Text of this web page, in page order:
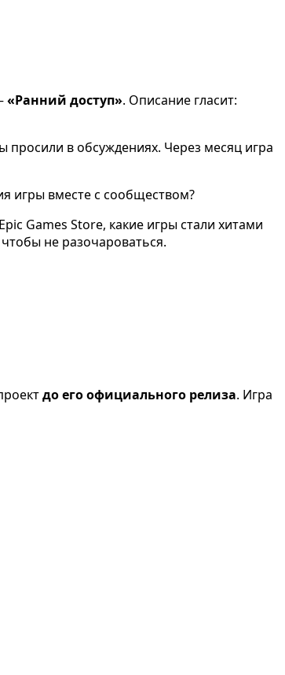
«Ранний доступ». Описание гласит:
в обсуждениях. Через месяц игра
игры вместе с сообществом?
Games Store, какие игры стали хитами
чтобы не разочароваться.
до его официального релиза. Игра